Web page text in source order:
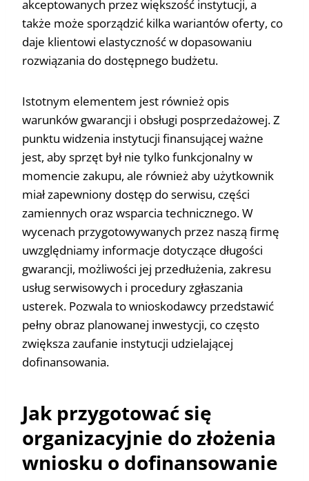
akceptowanych przez większość instytucji, a
także może sporządzić kilka wariantów oferty, co
daje klientowi elastyczność w dopasowaniu
rozwiązania do dostępnego budżetu.
Istotnym elementem jest również opis
warunków gwarancji i obsługi posprzedażowej. Z
punktu widzenia instytucji finansującej ważne
jest, aby sprzęt był nie tylko funkcjonalny w
momencie zakupu, ale również aby użytkownik
miał zapewniony dostęp do serwisu, części
zamiennych oraz wsparcia technicznego. W
wycenach przygotowywanych przez naszą firmę
uwzględniamy informacje dotyczące długości
gwarancji, możliwości jej przedłużenia, zakresu
usług serwisowych i procedury zgłaszania
usterek. Pozwala to wnioskodawcy przedstawić
pełny obraz planowanej inwestycji, co często
zwiększa zaufanie instytucji udzielającej
dofinansowania.
Jak przygotować się
organizacyjnie do złożenia
wniosku o dofinansowanie